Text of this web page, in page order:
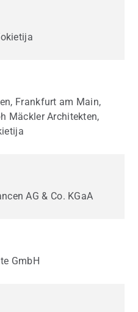
Frankfurt am Main,
Mäckler Architekten,
AG & Co. KGaA
GmbH